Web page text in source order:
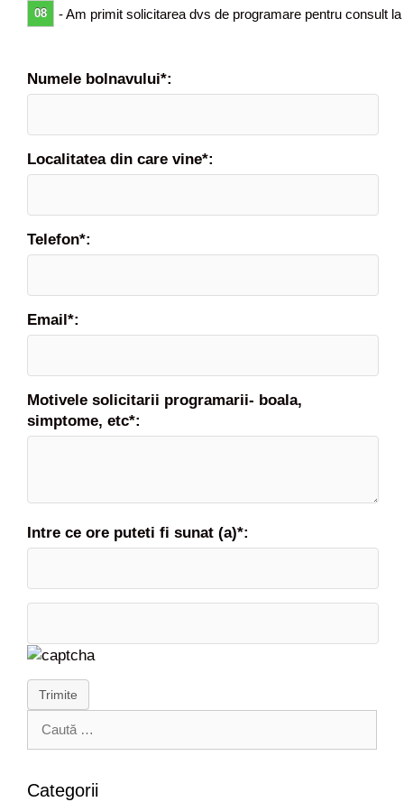
08 - Am primit solicitarea dvs de programare pentru consult
Numele bolnavului*:
Localitatea din care vine*:
Telefon*:
Email*:
Motivele solicitarii programarii- boala,
simptome, etc*:
Intre ce ore puteti fi sunat (a)*:
Trimite
tCategorii